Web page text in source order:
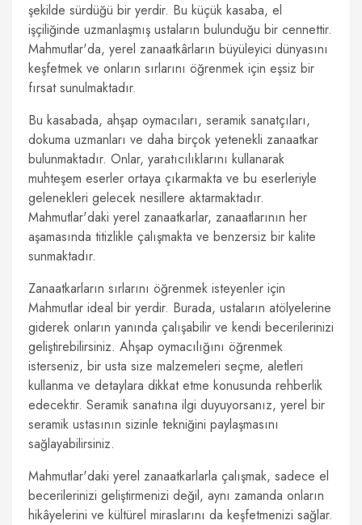
şekilde sürdüğü bir yerdir. Bu küçük kasaba, el
işçiliğinde uzmanlaşmış ustaların bulunduğu bir cennettir.
Mahmutlar'da, yerel zanaatkârların büyüleyici dünyasını
keşfetmek ve onların sırlarını öğrenmek için eşsiz bir
fırsat sunulmaktadır.
Bu kasabada, ahşap oymacıları, seramik sanatçıları,
dokuma uzmanları ve daha birçok yetenekli zanaatkar
bulunmaktadır. Onlar, yaratıcılıklarını kullanarak
muhteşem eserler ortaya çıkarmakta ve bu eserleriyle
gelenekleri gelecek nesillere aktarmaktadır.
Mahmutlar'daki yerel zanaatkarlar, zanaatlarının her
aşamasında titizlikle çalışmakta ve benzersiz bir kalite
sunmaktadır.
Zanaatkarların sırlarını öğrenmek isteyenler için
Mahmutlar ideal bir yerdir. Burada, ustaların atölyelerine
giderek onların yanında çalışabilir ve kendi becerilerinizi
geliştirebilirsiniz. Ahşap oymacılığını öğrenmek
isterseniz, bir usta size malzemeleri seçme, aletleri
kullanma ve detaylara dikkat etme konusunda rehberlik
edecektir. Seramik sanatına ilgi duyuyorsanız, yerel bir
seramik ustasının sizinle tekniğini paylaşmasını
sağlayabilirsiniz.
Mahmutlar'daki yerel zanaatkarlarla çalışmak, sadece el
becerilerinizi geliştirmenizi değil, aynı zamanda onların
hikâyelerini ve kültürel miraslarını da keşfetmenizi sağlar.